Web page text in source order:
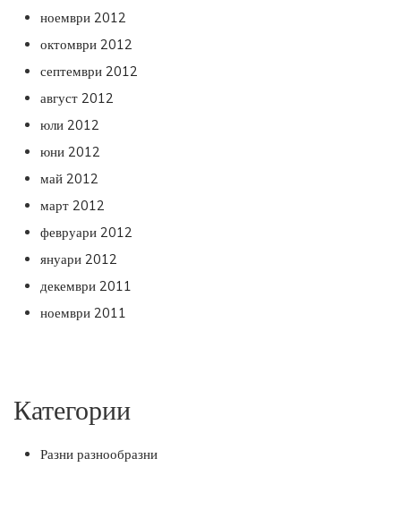
ноември 2012
октомври 2012
септември 2012
август 2012
юли 2012
юни 2012
май 2012
март 2012
февруари 2012
януари 2012
декември 2011
ноември 2011
Категории
Разни разнообразни